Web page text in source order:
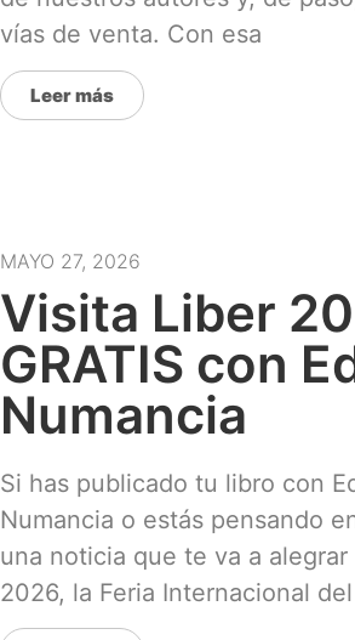
vías de venta. Con esa
Leer más
MAYO 27, 2026
Visita Liber
GRATIS con
Numancia
Si has publicado tu libro con
Numancia o estás pensando
una noticia que te va a
2026, la Feria Internacional